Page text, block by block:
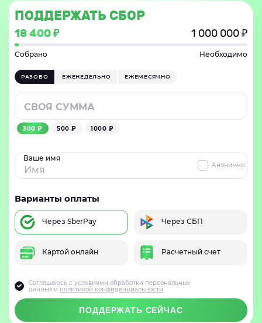
ПОДДЕРЖАТЬ СБОР
18 400 ₽ 1 000 000 ₽
Собрано Необходимо
РАЗОВО ЕЖЕНЕДЕЛЬНО ЕЖЕМЕСЯЧНО
300 ₽ 500 ₽ 1000 ₽
Ваше имя
Анонимно
Варианты оплаты
Через SberPay Через СБП
Картой онлайн Расчетный счет
Соглашаюсь с условиями обработки персональных
данных и политикой конфиденциальности
ПОДДЕРЖАТЬ СЕЙЧАС